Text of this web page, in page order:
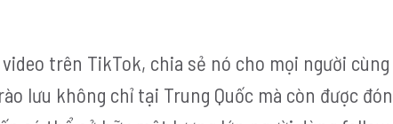
trên TikTok, chia sẻ nó cho mọi người cùng
lưu không chỉ tại Trung Quốc mà còn được đón